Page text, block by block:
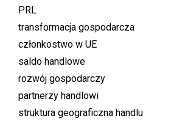
PRL
transformacja gospodarcza
członkostwo w UE
saldo handlowe
rozwój gospodarczy
partnerzy handlowi
struktura geograficzna handlu